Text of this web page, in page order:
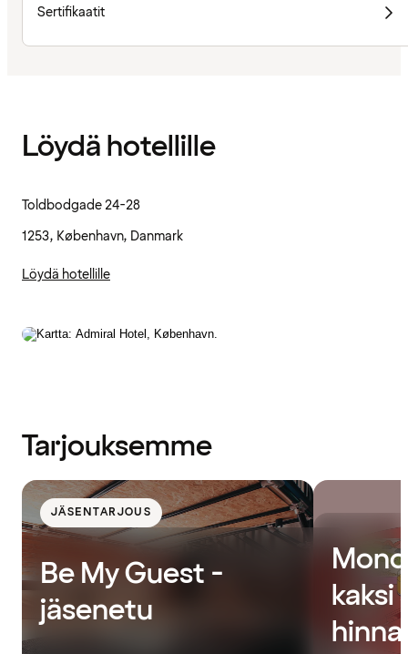
Sertifikaatit
Löydä hotellille
Toldbodgade 24-28
1253, København, Danmark
Löydä hotellille
Tarjouksemme
JÄSENTARJOUS
Be My Guest -
jäsenetu
kaksi